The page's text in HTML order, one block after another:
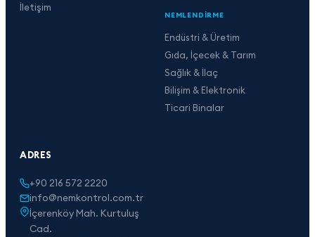
İletişim
NEMLENDIRME
Endüstri & Üretim
Gıda, İçecek & Tarım
Sağlık & İlaç
Bilişim & Elektronik
Ticari Binalar
ADRES
+90 216 572 2220
info@nemkontrol.com.tr
İçerenköy Mah. Kurtuluş
Cad.